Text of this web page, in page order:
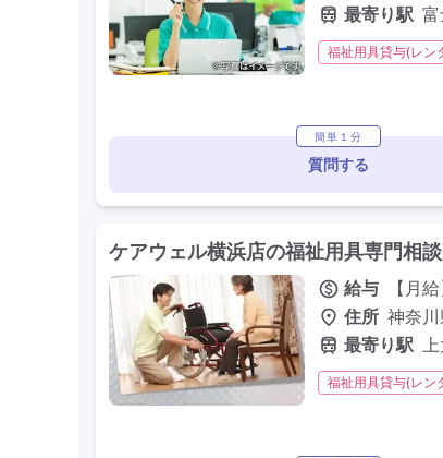
最寄り駅
福祉用具貸与(レン
簡単１分
質問する
ケアウェル横浜店の福祉用具専門相
給与
【月
住所 神奈
最寄り駅
福祉用具貸与(レン